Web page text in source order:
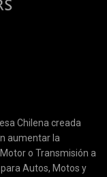
Chilena creada
aumentar la
o Transmisión a
Autos, Motos y